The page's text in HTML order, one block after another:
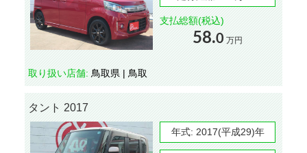
支払総額(税込)
58.0 万円
取り扱い店舗: 鳥取県 | 鳥取
タント 2017
年式: 2017(平成29)年